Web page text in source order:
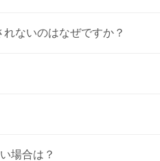
ないのはなぜですか？
場合は？